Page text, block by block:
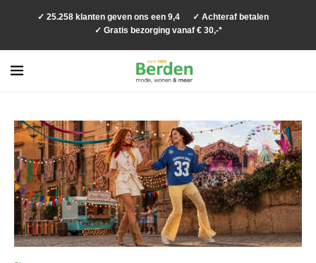
✓ 25.258 klanten geven ons een 9,4
✓ Achteraf betalen
✓ Gratis bezorging vanaf € 30,-*